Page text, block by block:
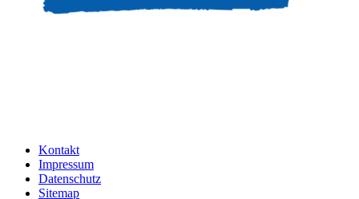
Kontakt
Impressum
Datenschutz
Sitemap